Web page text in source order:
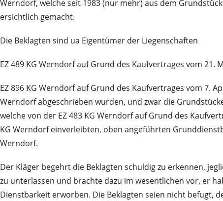
Werndorf, welche seit 1983 (nur mehr) aus dem
ersichtlich gemacht.
Die Beklagten sind ua Eigentümer der Liegenschaften
EZ 489 KG Werndorf auf Grund des Kaufvertrages vom 21.
EZ 896 KG Werndorf auf Grund des Kaufvertrages vom 7.
Werndorf abgeschrieben wurden, und zwar die
welche von der EZ 483 KG Werndorf auf Grund des
KG Werndorf einverleibten, oben angeführten
Werndorf.
Der Kläger begehrt die Beklagten schuldig zu erkennen,
zu unterlassen und brachte dazu im wesentlichen vor, er
Dienstbarkeit erworben. Die Beklagten seien nicht befugt,